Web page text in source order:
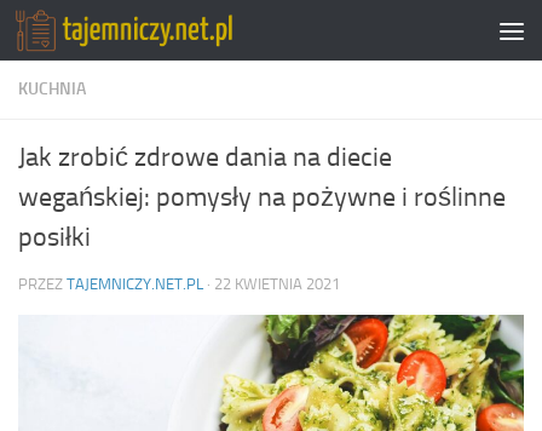
Przejdź do treści
KUCHNIA
Jak zrobić zdrowe dania na diecie
wegańskiej: pomysły na pożywne i roślinne
posiłki
PRZEZ TAJEMNICZY.NET.PL · 22 KWIETNIA 2021